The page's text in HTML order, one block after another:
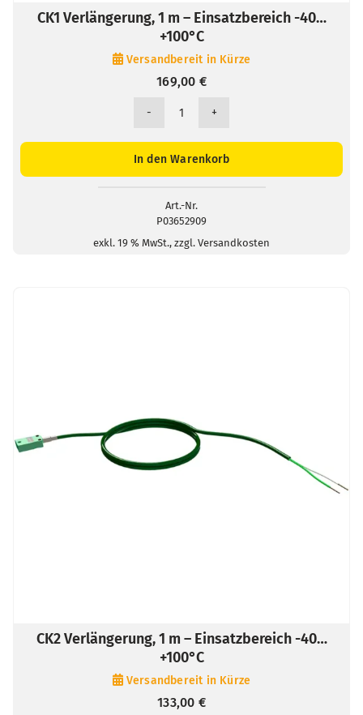
CK1 Verlängerung, 1 m – Einsatzbereich -40…
+100°C
Versandbereit in Kürze
169,00 €
CK1
1
Einsatzbereich
-40...+100°C
Menge
In den Warenkorb
Art.-Nr.
P03652909
exkl. 19 % MwSt., zzgl. Versandkosten
CK2 Verlängerung, 1 m – Einsatzbereich -40…
+100°C
Versandbereit in Kürze
133,00 €